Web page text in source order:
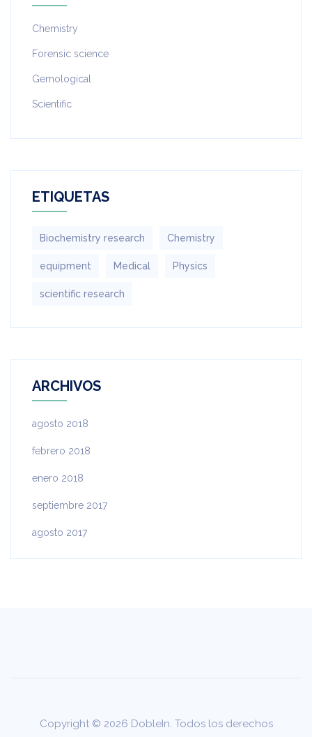
Chemistry
Forensic science
Gemological
Scientific
ETIQUETAS
Biochemistry research Chemistry
equipment‎ Medical Physics
scientific research
ARCHIVOS
agosto 2018
febrero 2018
enero 2018
septiembre 2017
agosto 2017
Copyright © 2026 DobleIn. Todos los derechos